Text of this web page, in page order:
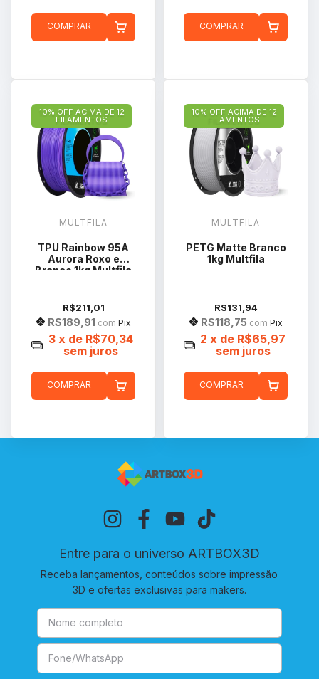
COMPRAR COMPRAR
10% OFF ACIMA DE 12
FILAMENTOS
MULTFILA
TPU Rainbow 95A
Aurora Roxo e
Branco 1kg Multfila
R$211,01
R$189,91 com Pix
3 x de R$70,34
sem juros
COMPRAR
10% OFF ACIMA DE 12
FILAMENTOS
MULTFILA
PETG Matte Branco
1kg Multfila
R$131,94
R$118,75 com Pix
2 x de R$65,97
sem juros
COMPRAR
Entre para o universo ARTBOX3D
Receba lançamentos, conteúdos sobre impressão
3D e ofertas exclusivas para makers.